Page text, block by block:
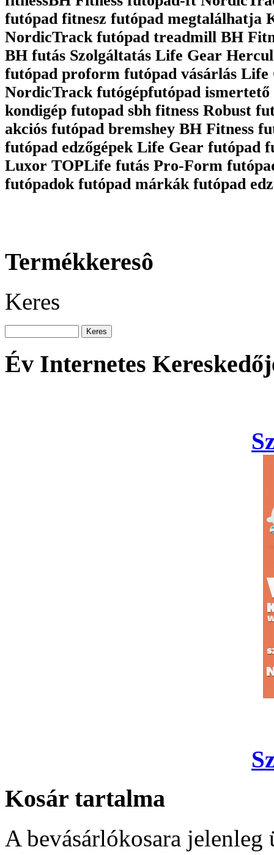
futópad fitnesz futópad megtalálhatja
NordicTrack futópad treadmill BH
BH futás Szolgáltatás Life Gear
futópad proform futópad vásárlás
NordicTrack futógépfutópad
kondigép futopad sbh fitness Robust
akciós futópad bremshey BH Fitness
futópad edzőgépek Life Gear futópad
Luxor TOPLife futás Pro-Form
futópadok futópad márkák futópad
Termékkeresô
Keres
Év Internetes
Kosár tartalma
A bevásárlókosara jelenleg